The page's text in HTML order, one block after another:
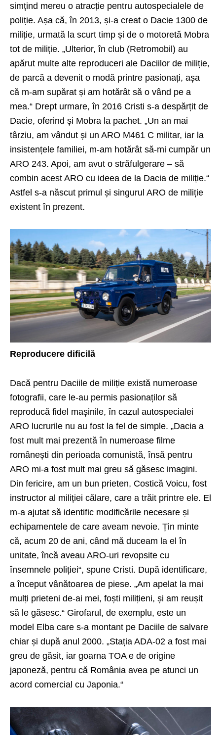
simțind mereu o atracție pentru autospecialele de
poliție. Așa că, în 2013, și-a creat o Dacie 1300 de
miliție, urmată la scurt timp și de o motoretă Mobra
tot de miliție. „Ulterior, în club (Retromobil) au
apărut multe alte reproduceri ale Daciilor de miliție,
de parcă a devenit o modă printre pasionați, așa
că m-am supărat și am hotărât să o vând pe a
mea.“ Drept urmare, în 2016 Cristi s-a despărțit de
Dacie, oferind și Mobra la pachet. „Un an mai
târziu, am vândut și un ARO M461 C militar, iar la
insistențele familiei, m-am hotărât să-mi cumpăr un
ARO 243. Apoi, am avut o străfulgerare – să
combin acest ARO cu ideea de la Dacia de miliție.“
Astfel s-a născut primul și singurul ARO de miliție
existent în prezent.
Reproducere dificilă
Dacă pentru Daciile de miliție există numeroase
fotografii, care le-au permis pasionaților să
reproducă fidel mașinile, în cazul autospecialei
ARO lucrurile nu au fost la fel de simple. „Dacia a
fost mult mai prezentă în numeroase filme
românești din perioada comunistă, însă pentru
ARO mi-a fost mult mai greu să găsesc imagini.
Din fericire, am un bun prieten, Costică Voicu, fost
instructor al miliției călare, care a trăit printre ele. El
m-a ajutat să identific modificările necesare și
echipamentele de care aveam nevoie. Țin minte
că, acum 20 de ani, când mă duceam la el în
unitate, încă aveau ARO-uri revopsite cu
însemnele poliției“, spune Cristi. După identificare,
a început vânătoarea de piese. „Am apelat la mai
mulți prieteni de-ai mei, foști milițieni, și am reușit
să le găsesc.“ Girofarul, de exemplu, este un
model Elba care s-a montant pe Daciile de salvare
chiar și după anul 2000. „Stația ADA-02 a fost mai
greu de găsit, iar goarna TOA e de origine
japoneză, pentru că România avea pe atunci un
acord comercial cu Japonia.“